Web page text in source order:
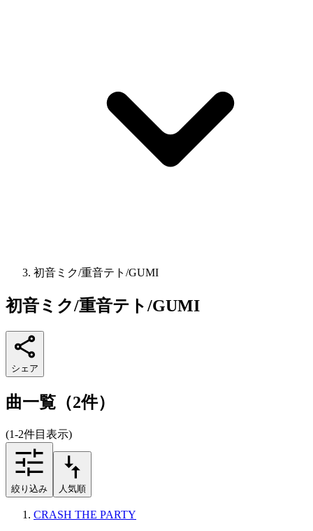
初音ミク/重音テト/GUMI
初音ミク/重音テト/GUMI
シェア
曲一覧（2件）
(1-2件目表示)
絞り込み 人気順
CRASH THE PARTY